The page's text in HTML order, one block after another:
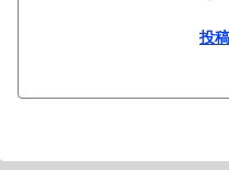
投